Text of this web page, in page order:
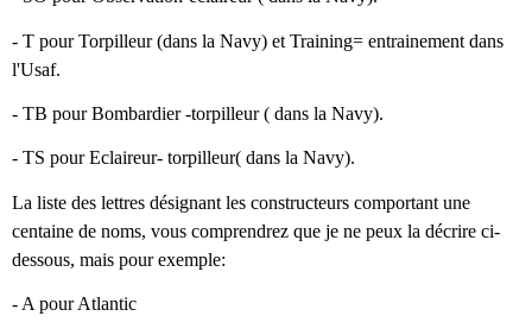
- T pour Torpilleur (dans la Navy) et Training= entrainement dans
l'Usaf.
- TB pour Bombardier -torpilleur ( dans la Navy).
- TS pour Eclaireur- torpilleur( dans la Navy).
La liste des lettres désignant les constructeurs comportant une
centaine de noms, vous comprendrez que je ne peux la décrire ci-
dessous, mais pour exemple:
- A pour Atlantic